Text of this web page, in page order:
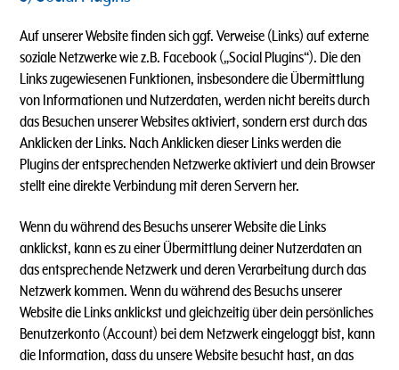
Auf unserer Website finden sich ggf. Verweise (Links) auf externe
soziale Netzwerke wie z.B. Facebook („Social Plugins“). Die den
Links zugewiesenen Funktionen, insbesondere die Übermittlung
von Informationen und Nutzerdaten, werden nicht bereits durch
das Besuchen unserer Websites aktiviert, sondern erst durch das
Anklicken der Links. Nach Anklicken dieser Links werden die
Plugins der entsprechenden Netzwerke aktiviert und dein Browser
stellt eine direkte Verbindung mit deren Servern her.
Wenn du während des Besuchs unserer Website die Links
anklickst, kann es zu einer Übermittlung deiner Nutzerdaten an
das entsprechende Netzwerk und deren Verarbeitung durch das
Netzwerk kommen. Wenn du während des Besuchs unserer
Website die Links anklickst und gleichzeitig über dein persönliches
Benutzerkonto (Account) bei dem Netzwerk eingeloggt bist, kann
die Information, dass du unsere Website besucht hast, an das